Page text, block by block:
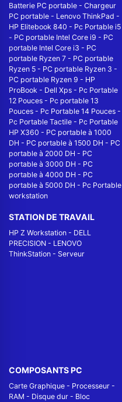
Batterie PC portable - Chargeur
PC portable - Lenovo ThinkPad -
HP Elitebook 840 - Pc Portable i5
- PC portable Intel Core i9 - PC
portable Intel Core i3 - PC
portable Ryzen 7 - PC portable
Ryzen 5 - PC portable Ryzen 3 -
PC portable Ryzen 9 - HP
ProBook - Dell Xps - Pc Portable
12 Pouces - Pc portable 13
Pouces - Pc Portable 14 Pouces -
Pc Portable Tactile - Pc Portable
HP X360 - PC portable à 1000
DH - PC portable à 1500 DH - PC
portable à 2000 DH - PC
portable à 3000 DH - PC
portable à 4000 DH - PC
portable à 5000 DH - Pc Portable
workstation
STATION DE TRAVAIL
HP Z Workstation - DELL
PRECISION - LENOVO
ThinkStation - Serveur
COMPOSANTS PC
Carte Graphique - Processeur -
RAM - Disque dur - Bloc